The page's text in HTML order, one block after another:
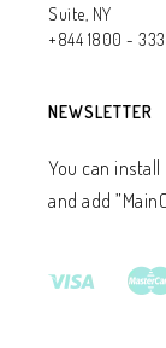
Suite, NY
+844 1800 -
NEWSLETTER
You can install
and add